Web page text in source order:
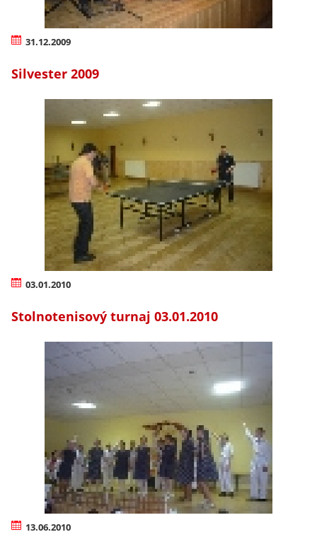
31.12.2009
Silvester 2009
03.01.2010
Stolnotenisový turnaj 03.01.2010
13.06.2010